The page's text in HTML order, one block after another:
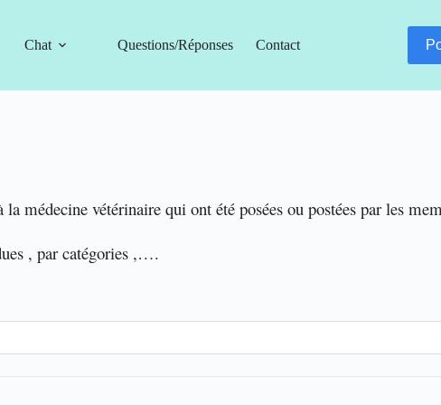
Chat Questions/Réponses Contact
médecine vétérinaire qui ont été posées ou postées par les
, par catégories ,….